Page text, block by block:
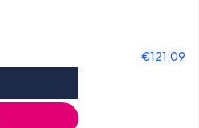
€121,09